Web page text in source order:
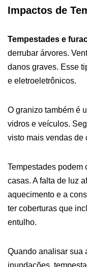
Impactos de
Tempestades e
derrubar árvores.
danos graves. Esse
e eletroeletrônicos.
O granizo também é
vidros e veículos.
visto mais vendas de
Tempestades podem
casas. A falta de luz
aquecimento e a
ter coberturas que
entulho.
Quando analisar sua